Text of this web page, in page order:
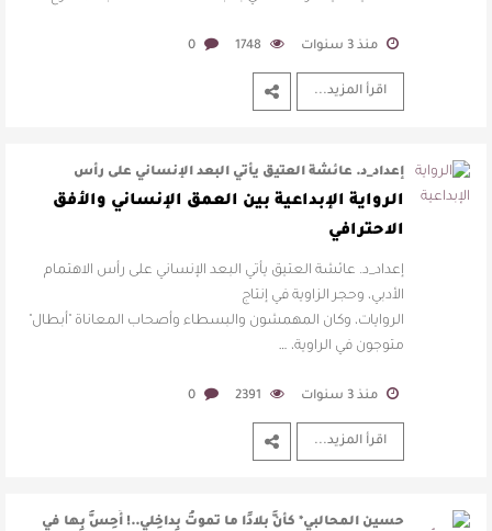
منذ 3 سنوات 1748
0
اقرأ المزيد...
إعداد_د. عائشة العتيق يأتي البعد الإنساني على رأس
الاهتمام الأدبي، وحجر الزاوية …
الرواية الإبداعية بين العمق الإنساني والأفق
الاحترافي
إعداد_د. عائشة العتيق يأتي البعد الإنساني على رأس الاهتمام
الأدبي، وحجر الزاوية في إنتاج
الروايات، وكان المهمشون والبسطاء وأصحاب المعاناة "أبطال"
متوجون في الراوية، …
منذ 3 سنوات 2391
0
اقرأ المزيد...
حسين المحالبي* ‏كأنَّ بلادًا ما ‏تموتُ بِداخِلي..! ‏أُحِسُّ بِها في